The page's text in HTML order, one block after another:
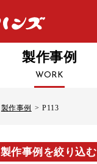
製作事例
WORK
製作事例 P113
製作事例を絞り込む